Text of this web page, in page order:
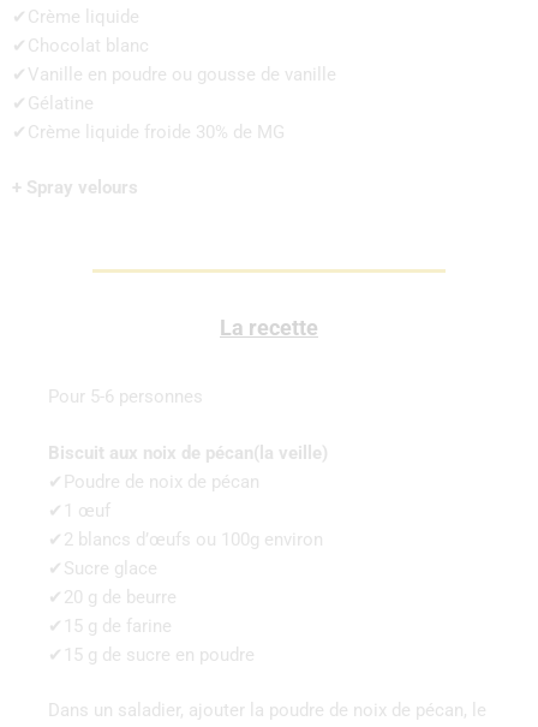
✔Crème liquide
✔Chocolat blanc
✔Vanille en poudre ou gousse de vanille
✔Gélatine
✔Crème liquide froide 30% de MG
+ Spray velours
La recette
Pour 5-6 personnes
Biscuit aux noix de pécan(la veille)
✔Poudre de noix de pécan
✔1 œuf
✔2 blancs d’œufs ou 100g environ
✔Sucre glace
✔20 g de beurre
✔15 g de farine
✔15 g de sucre en poudre
Dans un saladier, ajouter la poudre de noix de pécan, le